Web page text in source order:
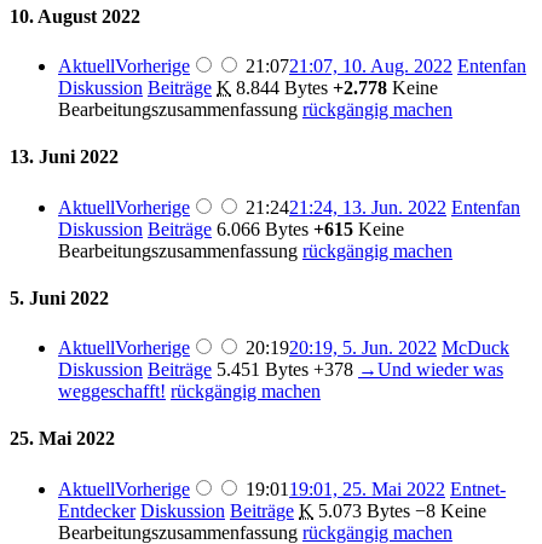
10. August 2022
AktuellVorherige 21:0721:07, 10. Aug. 2022 Entenfan
Diskussion Beiträge K 8.844 Bytes +2.778 Keine
Bearbeitungszusammenfassung rückgängig machen
13. Juni 2022
AktuellVorherige 21:2421:24, 13. Jun. 2022 Entenfan
Diskussion Beiträge 6.066 Bytes +615 Keine
Bearbeitungszusammenfassung rückgängig machen
5. Juni 2022
AktuellVorherige 20:1920:19, 5. Jun. 2022 McDuck
Diskussion Beiträge 5.451 Bytes +378 →Und wieder was
weggeschafft! rückgängig machen
25. Mai 2022
AktuellVorherige 19:01 19:01, 25. Mai 2022 Entnet-
Entdecker Diskussion Beiträge K 5.073 Bytes −8 Keine
Bearbeitungszusammenfassung rückgängig machen